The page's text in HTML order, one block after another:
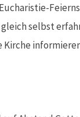
selbst